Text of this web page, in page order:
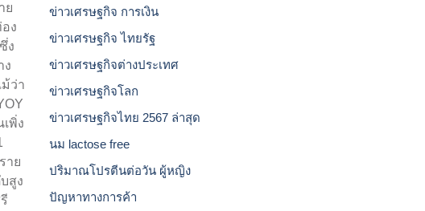
ย
ง
ง
ง
ว่า
พิ่ง
าย
สูง
ข่าวเศรษฐกิจ การเงิน
ข่าวเศรษฐกิจ ไทยรัฐ
ข่าวเศรษฐกิจต่างประเทศ
ข่าวเศรษฐกิจโลก
ข่าวเศรษฐกิจไทย 2567 ล่าสุด
นม lactose free
ปริมาณโปรตีนต่อวัน ผู้หญิง
ปัญหาทางการค้า